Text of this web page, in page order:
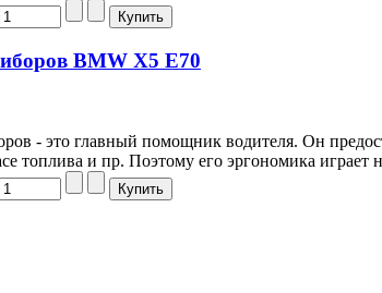
BMW X5 E70
- это главный помощник водителя. Он
топлива и пр. Поэтому его эргономика